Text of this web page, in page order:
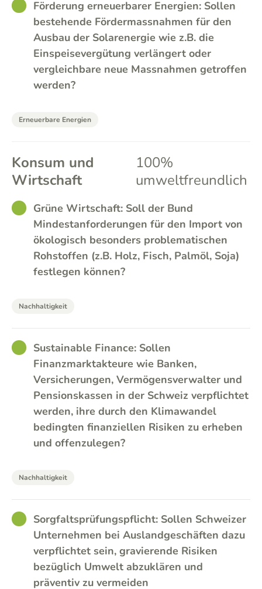
GOODFörderung erneuerbarer Energien: Sollen
bestehende Fördermassnahmen für den
Ausbau der Solarenergie wie z.B. die
Einspeisevergütung verlängert oder
vergleichbare neue Massnahmen getroffen
werden?
Erneuerbare Energien
Konsum und
Wirtschaft
100%
umweltfreundlich
GOODGrüne Wirtschaft: Soll der Bund
Mindestanforderungen für den Import von
ökologisch besonders problematischen
Rohstoffen (z.B. Holz, Fisch, Palmöl, Soja)
festlegen können?
Nachhaltigkeit
GOODSustainable Finance: Sollen
Finanzmarktakteure wie Banken,
Versicherungen, Vermögensverwalter und
Pensionskassen in der Schweiz verpflichtet
werden, ihre durch den Klimawandel
bedingten finanziellen Risiken zu erheben
und offenzulegen?
Nachhaltigkeit
GOODSorgfaltsprüfungspflicht: Sollen Schweizer
Unternehmen bei Auslandgeschäften dazu
verpflichtet sein, gravierende Risiken
bezüglich Umwelt abzuklären und
präventiv zu vermeiden